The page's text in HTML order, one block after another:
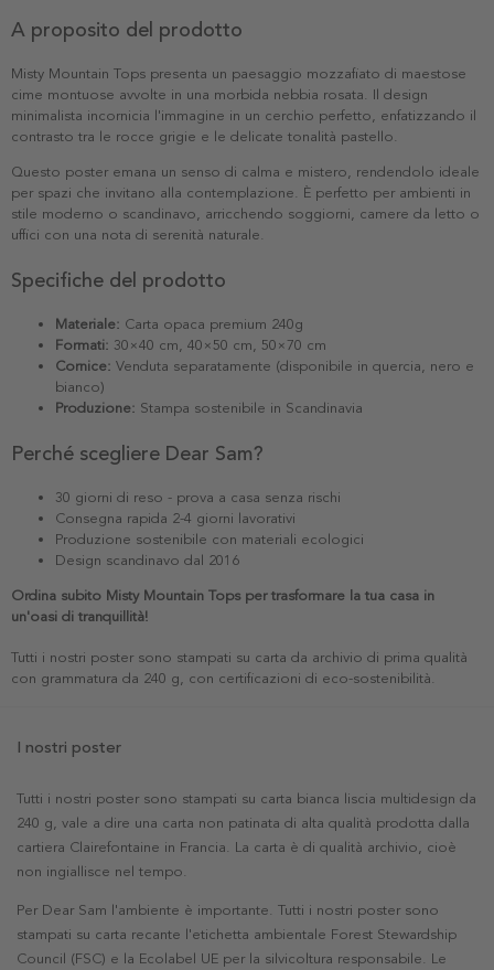
A proposito del prodotto
Misty Mountain Tops presenta un paesaggio mozzafiato di maestose
cime montuose avvolte in una morbida nebbia rosata. Il design
minimalista incornicia l'immagine in un cerchio perfetto, enfatizzando il
contrasto tra le rocce grigie e le delicate tonalità pastello.
Questo poster emana un senso di calma e mistero, rendendolo ideale
per spazi che invitano alla contemplazione. È perfetto per ambienti in
stile moderno o scandinavo, arricchendo soggiorni, camere da letto o
uffici con una nota di serenità naturale.
Specifiche del prodotto
Materiale: Carta opaca premium 240g
Formati: 30×40 cm, 40×50 cm, 50×70 cm
Cornice: Venduta separatamente (disponibile in quercia, nero e
bianco)
Produzione: Stampa sostenibile in Scandinavia
Perché scegliere Dear Sam?
30 giorni di reso - prova a casa senza rischi
Consegna rapida 2-4 giorni lavorativi
Produzione sostenibile con materiali ecologici
Design scandinavo dal 2016
Ordina subito Misty Mountain Tops per trasformare la tua casa in
un'oasi di tranquillità!
Tutti i nostri poster sono stampati su carta da archivio di prima qualità
con grammatura da 240 g, con certificazioni di eco-sostenibilità.
I nostri poster
Tutti i nostri poster sono stampati su carta bianca liscia multidesign da
240 g, vale a dire una carta non patinata di alta qualità prodotta dalla
cartiera Clairefontaine in Francia. La carta è di qualità archivio, cioè
non ingiallisce nel tempo.
Per Dear Sam l'ambiente è importante. Tutti i nostri poster sono
stampati su carta recante l'etichetta ambientale Forest Stewardship
Council (FSC) e la Ecolabel UE per la silvicoltura responsabile. Le